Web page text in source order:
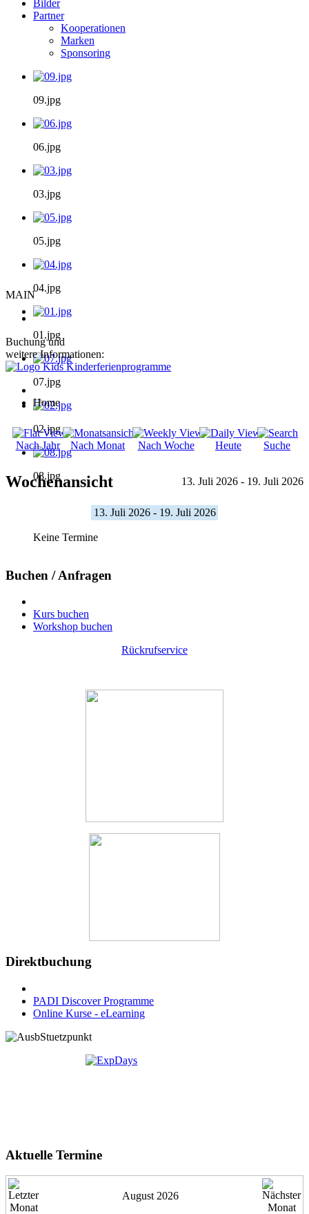
Bilder
Partner
Kooperationen
Marken
Sponsoring
09.jpg
06.jpg
03.jpg
05.jpg
04.jpg
01.jpg
07.jpg
02.jpg
08.jpg
MAIN
Buchung und
weitere Informationen:
Home
Nach Jahr Nach Monat Nach Woche Heute Suche
Wochenansicht 13. Juli 2026 - 19. Juli 2026
13. Juli 2026 - 19. Juli 2026
Keine Termine
Buchen / Anfragen
Kurs buchen
Workshop buchen
Rückrufservice
Direktbuchung
PADI Discover Programme
Online Kurse - eLearning
Aktuelle Termine
August 2026